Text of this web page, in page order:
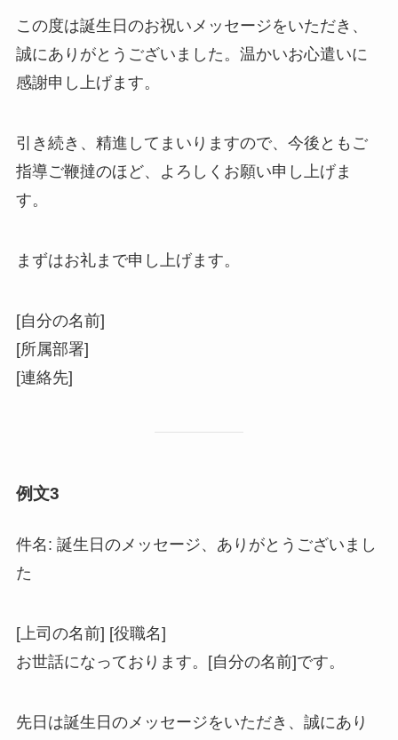
この度は誕生日のお祝いメッセージをいただき、
誠にありがとうございました。温かいお心遣いに
感謝申し上げます。
引き続き、精進してまいりますので、今後ともご
指導ご鞭撻のほど、よろしくお願い申し上げま
す。
まずはお礼まで申し上げます。
[自分の名前]
[所属部署]
[連絡先]
例文3
件名: 誕生日のメッセージ、ありがとうございまし
た
[上司の名前] [役職名]
お世話になっております。[自分の名前]です。
先日は誕生日のメッセージをいただき、誠にあり